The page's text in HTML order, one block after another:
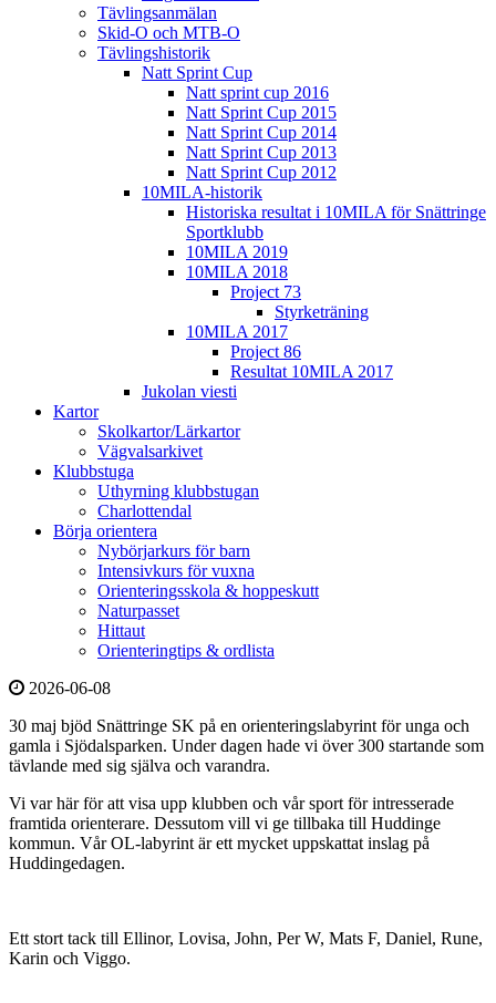
Tävlingsanmälan
Skid-O och MTB-O
Tävlingshistorik
Natt Sprint Cup
Natt sprint cup 2016
Natt Sprint Cup 2015
Natt Sprint Cup 2014
Natt Sprint Cup 2013
Natt Sprint Cup 2012
10MILA-historik
Historiska resultat i 10MILA för Snättringe
Sportklubb
10MILA 2019
10MILA 2018
Project 73
Styrketräning
10MILA 2017
Project 86
Resultat 10MILA 2017
Jukolan viesti
Kartor
Skolkartor/Lärkartor
Vägvalsarkivet
Klubbstuga
Uthyrning klubbstugan
Charlottendal
Börja orientera
Nybörjarkurs för barn
Intensivkurs för vuxna
Orienteringsskola & hoppeskutt
Naturpasset
Hittaut
Orienteringtips & ordlista
2026-06-08
30 maj bjöd Snättringe SK på en orienteringslabyrint för unga och
gamla i Sjödalsparken. Under dagen hade vi över 300 startande som
tävlande med sig själva och varandra.
Vi var här för att visa upp klubben och vår sport för intresserade
framtida orienterare. Dessutom vill vi ge tillbaka till Huddinge
kommun. Vår OL-labyrint är ett mycket uppskattat inslag på
Huddingedagen.
Ett stort tack till Ellinor, Lovisa, John, Per W, Mats F, Daniel, Rune,
Karin och Viggo.